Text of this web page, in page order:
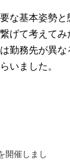
な基本姿勢
げて考えて
勤務先が異
いました。
開催しまし